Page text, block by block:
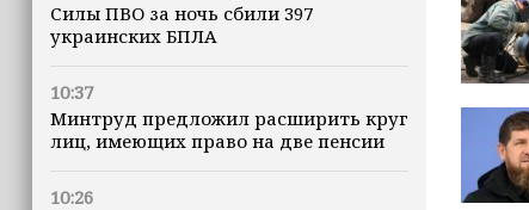
Силы ПВО за ночь сбили 397
украинских БПЛА
10:37
Минтруд предложил расширить круг
лиц, имеющих право на две пенсии
10:26